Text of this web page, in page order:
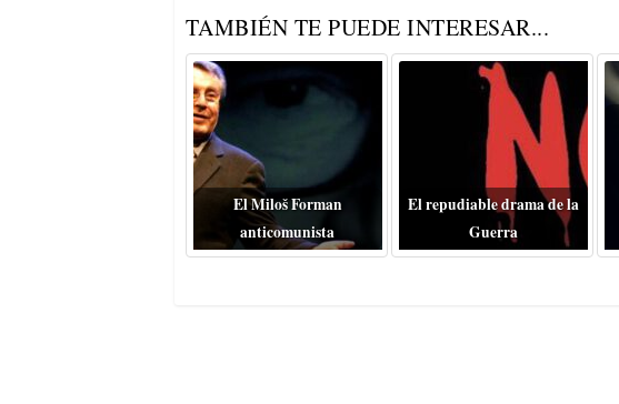
TAMBIÉN TE PUEDE INTERESAR...
El Miloš Forman
anticomunista
El repudiable drama de la
Guerra